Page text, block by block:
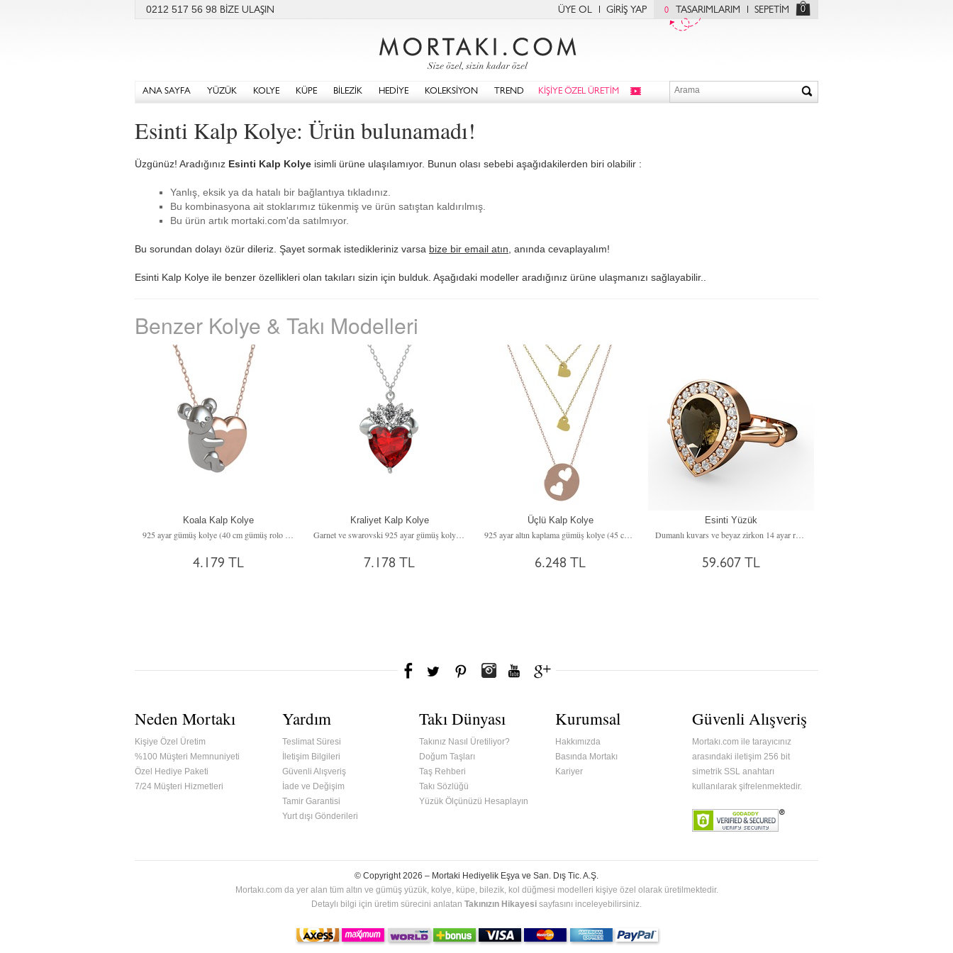
0212 517 56 98 BİZE ULAŞIN ÜYE OL GİRİŞ YAP 0 TASARIMLARIM SEPETİM 0
ANA SAYFA YÜZÜK KOLYE KÜPE BİLEZİK HEDİYE KOLEKSİYON TREND KİŞİYE ÖZEL ÜRETİM
Esinti Kalp Kolye: Ürün bulunamadı!
Üzgünüz! Aradığınız Esinti Kalp Kolye isimli ürüne ulaşılamıyor. Bunun olası sebebi aşağıdakilerden biri olabilir :
Yanlış, eksik ya da hatalı bir bağlantıya tıkladınız.
Bu kombinasyona ait stoklarımız tükenmiş ve ürün satıştan kaldırılmış.
Bu ürün artık mortaki.com'da satılmıyor.
Bu sorundan dolayı özür dileriz. Şayet sormak istedikleriniz varsa bize bir email atın , anında cevaplayalım!
Esinti Kalp Kolye ile benzer özellikleri olan takıları sizin için bulduk. Aşağıdaki modeller aradığınız ürüne ulaşmanızı sağlayabilir..
Benzer Kolye & Takı Modelleri
Koala Kalp Kolye
4.179 TL
Kraliyet Kalp Kolye
7.178 TL
Üçlü Kalp Kolye
6.248 TL
Esinti Yüzük
59.607 TL
Neden Mortakı
Kişiye Özel Üretim
%100 Müşteri Memnuniyeti
Özel Hediye Paketi
7/24 Müşteri Hizmetleri
Yardım
Teslimat Süresi
İletişim Bilgileri
Güvenli Alışveriş
İade ve Değişim
Tamir Garantisi
Yurt dışı Gönderileri
Takı Dünyası
Takınız Nasıl Üretiliyor?
Doğum Taşları
Taş Rehberi
Takı Sözlüğü
Yüzük Ölçünüzü Hesaplayın
Kurumsal
Hakkımızda
Basında Mortakı
Kariyer
Güvenli Alışveriş
Mortakı.com ile tarayıcınız
arasındaki iletişim 256 bit
simetrik SSL anahtarı
kullanılarak şifrelenmektedir.
© Copyright 2026 – Mortaki Hediyelik Eşya ve San. Dış Tic. A.Ş.
Mortakı.com da yer alan tüm altın ve gümüş yüzük, kolye, küpe, bilezik, kol düğmesi modelleri kişiye özel olarak üretilmektedir.
Detaylı bilgi için üretim sürecini anlatan Takınızın Hikayesi sayfasını inceleyebilirsiniz.